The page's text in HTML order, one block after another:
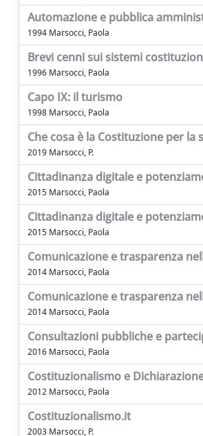
Automazione e pubblica
1994 Marsocci, Paola
Brevi cenni sui sistemi
1996 Marsocci, Paola
Capo IX: il turismo
1998 Marsocci, Paola
Che cosa è la Costituzione per
2019 Marsocci, P.
Cittadinanza digitale e
2015 Marsocci, Paola
Cittadinanza digitale e
2015 Marsocci, Paola
Comunicazione e trasparenza
2014 Marsocci, Paola
Comunicazione e trasparenza
2014 Marsocci, Paola
Consultazioni pubbliche e
2016 Marsocci, Paola
Costituzionalismo e
2012 Marsocci, Paola
Costituzionalismo.it
2003 Marsocci, P.